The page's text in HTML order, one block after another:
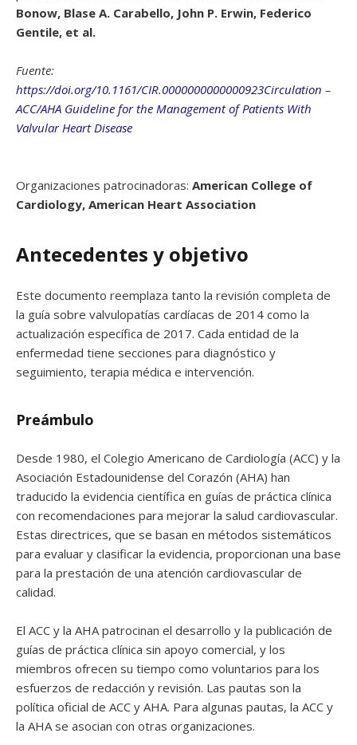
Bonow, Blase A. Carabello, John P. Erwin, Federico
Gentile, et al.
Fuente:
https://doi.org/10.1161/CIR.0000000000000923Circulation –
ACC/AHA Guideline for the Management of Patients With
Valvular Heart Disease
Organizaciones patrocinadoras: American College of
Cardiology, American Heart Association
Antecedentes y objetivo
Este documento reemplaza tanto la revisión completa de
la guía sobre valvulopatías cardíacas de 2014 como la
actualización específica de 2017. Cada entidad de la
enfermedad tiene secciones para diagnóstico y
seguimiento, terapia médica e intervención.
Preámbulo
Desde 1980, el Colegio Americano de Cardiología (ACC) y la
Asociación Estadounidense del Corazón (AHA) han
traducido la evidencia científica en guías de práctica clínica
con recomendaciones para mejorar la salud cardiovascular.
Estas directrices, que se basan en métodos sistemáticos
para evaluar y clasificar la evidencia, proporcionan una base
para la prestación de una atención cardiovascular de
calidad.
El ACC y la AHA patrocinan el desarrollo y la publicación de
guías de práctica clínica sin apoyo comercial, y los
miembros ofrecen su tiempo como voluntarios para los
esfuerzos de redacción y revisión. Las pautas son la
política oficial de ACC y AHA. Para algunas pautas, la ACC y
la AHA se asocian con otras organizaciones.